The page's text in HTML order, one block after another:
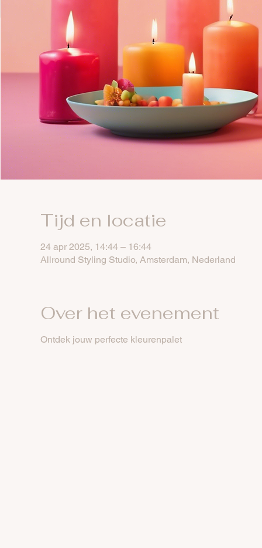
Tijd en locatie
24 apr 2025, 14:44 – 16:44
Allround Styling Studio, Amsterdam, Nederland
Over het evenement
Ontdek jouw perfecte kleurenpalet